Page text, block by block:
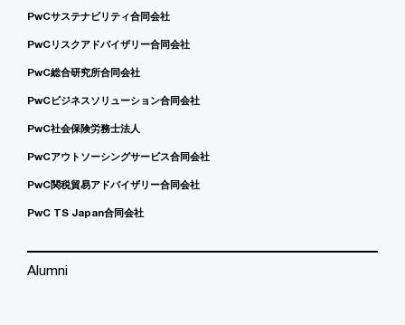
PwCサステナビリティ合同会社
PwCリスクアドバイザリー合同会社
PwC総合研究所合同会社
PwCビジネスソリューション合同会社
PwC社会保険労務士法人
PwCアウトソーシングサービス合同会社
PwC関税貿易アドバイザリー合同会社
PwC TS Japan合同会社
Alumni